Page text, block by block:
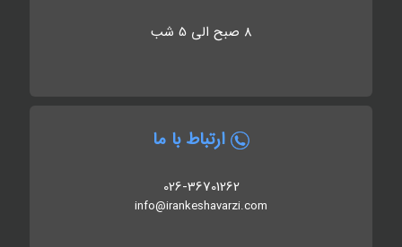
8 صبح الی 5 شب
ارتباط با ما
026-36701262
info@irankeshavarzi.com